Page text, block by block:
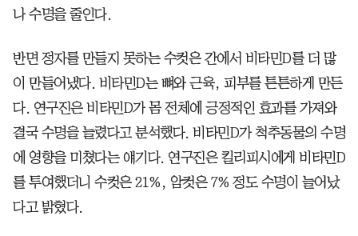
나 수명을 줄인다.
반면 정자를 만들지 못하는 수컷은 간에서 비타민D를 더 많
이 만들어냈다. 비타민D는 뼈와 근육, 피부를 튼튼하게 만든
다. 연구진은 비타민D가 몸 전체에 긍정적인 효과를 가져와
결국 수명을 늘렸다고 분석했다. 비타민D가 척추동물의 수명
에 영향을 미쳤다는 얘기다. 연구진은 킬리피시에게 비타민D
를 투여했더니 수컷은 21%, 암컷은 7% 정도 수명이 늘어났
다고 밝혔다.